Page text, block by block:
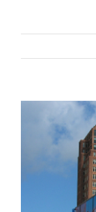
grotere
afbeelding